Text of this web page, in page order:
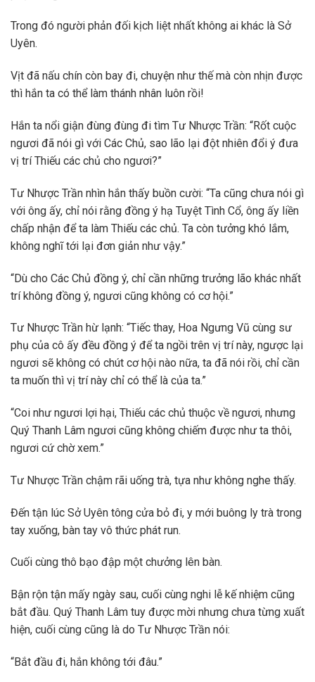
Trong đó người phản đối kịch liệt nhất không ai khác là Sở
Uyên.
Vịt đã nấu chín còn bay đi, chuyện như thế mà còn nhịn được
thì hắn ta có thể làm thánh nhân luôn rồi!
Hắn ta nổi giận đùng đùng đi tìm Tư Nhược Trần: “Rốt cuộc
ngươi đã nói gì với Các Chủ, sao lão lại đột nhiên đổi ý đưa
vị trí Thiếu các chủ cho ngươi?”
Tư Nhược Trần nhìn hắn thấy buồn cười: “Ta cũng chưa nói gì
với ông ấy, chỉ nói rằng đồng ý hạ Tuyệt Tình Cổ, ông ấy liền
chấp nhận để ta làm Thiếu các chủ. Ta còn tưởng khó lắm,
không nghĩ tới lại đơn giản như vậy.”
“Dù cho Các Chủ đồng ý, chỉ cần những trưởng lão khác nhất
trí không đồng ý, ngươi cũng không có cơ hội.”
Tư Nhược Trần hừ lạnh: “Tiếc thay, Hoa Ngưng Vũ cùng sư
phụ của cô ấy đều đồng ý để ta ngồi trên vị trí này, ngược lại
ngươi sẽ không có chút cơ hội nào nữa, ta đã nói rồi, chỉ cần
ta muốn thì vị trí này chỉ có thể là của ta.”
“Coi như ngươi lợi hại, Thiếu các chủ thuộc về ngươi, nhưng
Quý Thanh Lâm ngươi cũng không chiếm được như ta thôi,
ngươi cứ chờ xem.”
Tư Nhược Trần chậm rãi uống trà, tựa như không nghe thấy.
Đến tận lúc Sở Uyên tông cửa bỏ đi, y mới buông ly trà trong
tay xuống, bàn tay vô thức phát run.
Cuối cùng thô bạo đập một chưởng lên bàn.
Bận rộn tận mấy ngày sau, cuối cùng nghi lễ kế nhiệm cũng
bắt đầu. Quý Thanh Lâm tuy được mời nhưng chưa từng xuất
hiện, cuối cùng cũng là do Tư Nhược Trần nói:
“Bắt đầu đi, hắn không tới đâu.”